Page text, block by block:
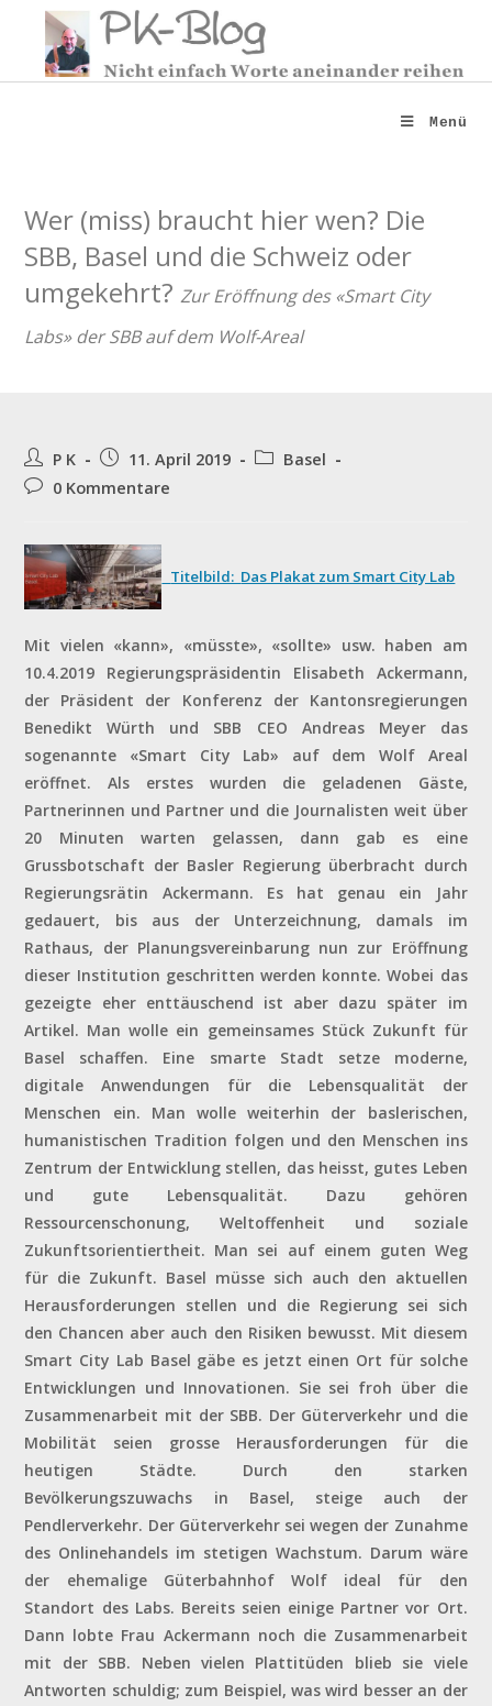
springen
Menü
Wer (miss) braucht hier wen? Die
SBB, Basel und die Schweiz oder
umgekehrt?Zur Eröffnung des «Smart City
Labs» der SBB auf dem Wolf-Areal
Beitrags-
Autor:
P K
Beitrag
veröffentlicht:
11. April 2019
Beitrags-
Basel
Beitrags-
0 Kommentare
Titelbild: Das Plakat zum Smart City Lab
Mit vielen «kann», «müsste», «sollte» usw. haben am
10.4.2019 Regierungspräsidentin Elisabeth Ackermann,
der Präsident der Konferenz der Kantonsregierungen
Benedikt Würth und SBB CEO Andreas Meyer das
sogenannte «Smart City Lab» auf dem Wolf Areal
eröffnet. Als erstes wurden die geladenen Gäste,
Partnerinnen und Partner und die Journalisten weit über
20 Minuten warten gelassen, dann gab es eine
Grussbotschaft der Basler Regierung überbracht durch
Regierungsrätin Ackermann. Es hat genau ein Jahr
gedauert, bis aus der Unterzeichnung, damals im
Rathaus, der Planungsvereinbarung nun zur Eröffnung
dieser Institution geschritten werden konnte. Wobei das
gezeigte eher enttäuschend ist aber dazu später im
Artikel. Man wolle ein gemeinsames Stück Zukunft für
Basel schaffen. Eine smarte Stadt setze moderne,
digitale Anwendungen für die Lebensqualität der
Menschen ein. Man wolle weiterhin der baslerischen,
humanistischen Tradition folgen und den Menschen ins
Zentrum der Entwicklung stellen, das heisst, gutes Leben
und gute Lebensqualität. Dazu gehören
Ressourcenschonung, Weltoffenheit und soziale
Zukunftsorientiertheit. Man sei auf einem guten Weg
für die Zukunft. Basel müsse sich auch den aktuellen
Herausforderungen stellen und die Regierung sei sich
den Chancen aber auch den Risiken bewusst. Mit diesem
Smart City Lab Basel gäbe es jetzt einen Ort für solche
Entwicklungen und Innovationen. Sie sei froh über die
Zusammenarbeit mit der SBB. Der Güterverkehr und die
Mobilität seien grosse Herausforderungen für die
heutigen Städte. Durch den starken
Bevölkerungszuwachs in Basel, steige auch der
Pendlerverkehr. Der Güterverkehr sei wegen der Zunahme
des Onlinehandels im stetigen Wachstum. Darum wäre
der ehemalige Güterbahnhof Wolf ideal für den
Standort des Labs. Bereits seien einige Partner vor Ort.
Dann lobte Frau Ackermann noch die Zusammenarbeit
mit der SBB. Neben vielen Plattitüden blieb sie viele
Antworten schuldig; zum Beispiel, was wird besser an der